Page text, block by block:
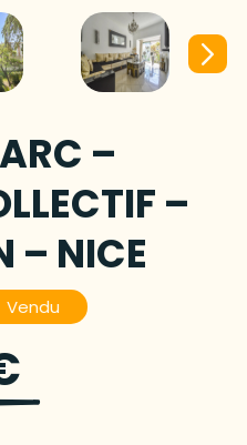
–
–
– NICE
Vendu